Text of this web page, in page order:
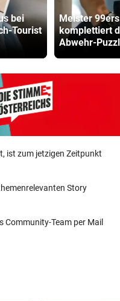
bei
Tourist
Meister 99ers
komplettiert
Abwehr-
ist zum jetzigen Zeitpunkt
Story
Community-Team per Mail